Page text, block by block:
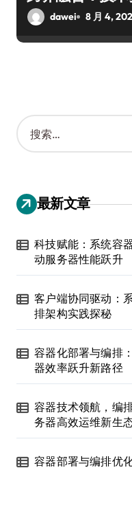
dawei 8 月 4,
搜
索
：
最新文章
科技赋能：系统容
动服务器性能跃升
客户端协同驱动：
排架构实践探秘
容器化部署与编排
器效率跃升新路径
容器技术领航，编
务器高效运维新生
容器部署与编排优